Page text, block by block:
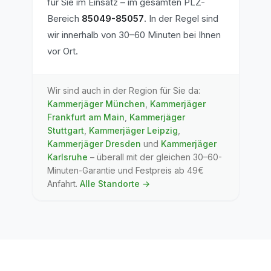
Bereich 85049-85057. In der Regel sind
wir innerhalb von 30–60 Minuten bei Ihnen
vor Ort.
Wir sind auch in der Region für Sie da:
Kammerjäger München Kammerjäger
Frankfurt am Main Kammerjäger
Stuttgart Kammerjäger Leipzig
Kammerjäger Dresden und Kammerjäger
Karlsruhe – überall mit der gleichen 30–60-
Minuten-Garantie und Festpreis ab 49€
Anfahrt. Alle Standorte →